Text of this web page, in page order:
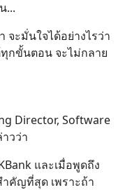
...
จะมั่นใจได้อย่างไรว่า
กขั้นตอน จะไม่กลาย
Director, Software
วว่า
และเมื่อพูดถึง
ำคัญที่สุด เพราะถ้า